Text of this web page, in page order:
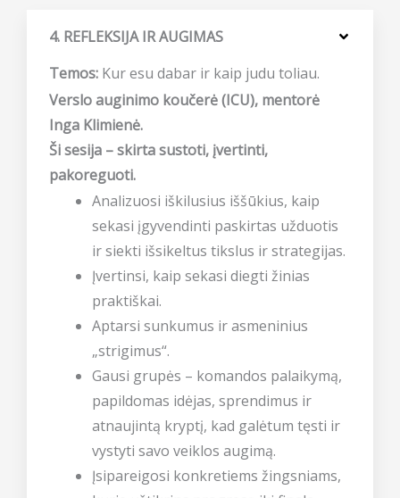
4. REFLEKSIJA IR AUGIMAS
Temos: Kur esu dabar ir kaip judu toliau.
Verslo auginimo koučerė (ICU), mentorė
Inga Klimienė.
Ši sesija – skirta sustoti, įvertinti,
pakoreguoti.
Analizuosi iškilusius iššūkius, kaip
sekasi įgyvendinti paskirtas užduotis
ir siekti išsikeltus tikslus ir strategijas.
Įvertinsi, kaip sekasi diegti žinias
praktiškai.
Aptarsi sunkumus ir asmeninius
„strigimus“.
Gausi grupės – komandos palaikymą,
papildomas idėjas, sprendimus ir
atnaujintą kryptį, kad galėtum tęsti ir
vystyti savo veiklos augimą.
Įsipareigosi konkretiems žingsniams,